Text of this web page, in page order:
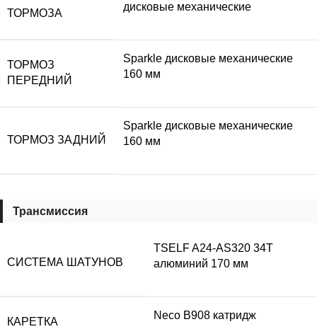
ТОРМОЗА
дисковые механические
ТОРМОЗ
ПЕРЕДНИЙ
Sparkle дисковые механические
160 мм
ТОРМОЗ ЗАДНИЙ
Sparkle дисковые механические
160 мм
Трансмиссия
СИСТЕМА ШАТУНОВ
TSELF A24-AS320 34T
алюминий 170 мм
КАРЕТКА
Neco B908 катридж